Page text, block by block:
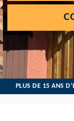
PLUS DE 15 ANS